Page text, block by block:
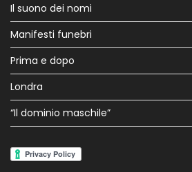
Il suono dei nomi
Manifesti funebri
Prima e dopo
Londra
“Il dominio maschile”